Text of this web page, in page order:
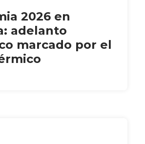
2026 en
adelanto
marcado por el